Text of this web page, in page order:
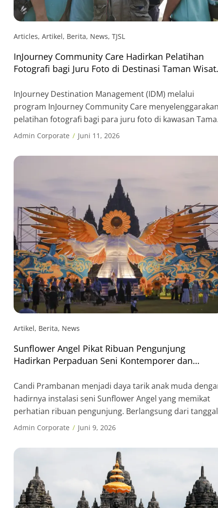
Articles, Artikel, Berita, News, TJSL
InJourney Community Care Hadirkan Pelatihan
Fotografi bagi Juru Foto di Destinasi Taman
InJourney Destination Management (IDM) melalui
program InJourney Community Care
pelatihan fotografi bagi para juru foto di kawasan
Wisata Candi Borobudur, Candi Prambanan dan
dalam meningkatkan kapasitas SDM pariwisata
dunia. Pelatihan ini diikuti oleh 76 anggota Koperasi […]
Admin Corporate Juni 11, 2026
Artikel, Berita, News
Sunflower Angel Pikat Ribuan Pengunjung
Hadirkan Perpaduan Seni Kontemporer dan
Candi Prambanan menjadi daya tarik anak muda
hadirnya instalasi seni Sunflower Angel yang memikat
perhatian ribuan pengunjung. Berlangsung dari tanggal
21 Mei hingga 14 Juni 2026, pameran ini menghadirkan
Candi Prambanan yang menciptakan pengalaman
unik dan berkesan bagi wisatawan. Sejak dibuka untuk
publik, area exhibition […]
Admin Corporate Juni 9, 2026